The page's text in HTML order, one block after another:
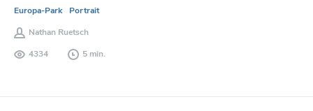
Europa-Park
Portrait
Nathan Ruetsch
4334
5 min.